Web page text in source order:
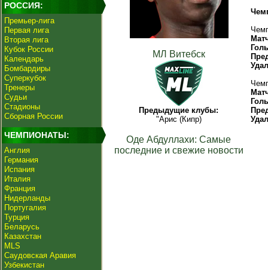
РОССИЯ:
Премьер-лига
Первая лига
Вторая лига
Кубок России
Календарь
Бомбардиры
Суперкубок
Тренеры
Судьи
Стадионы
Сборная России
ЧЕМПИОНАТЫ:
Англия
Германия
Испания
Италия
Франция
Нидерланды
Португалия
Турция
Беларусь
Казахстан
MLS
Саудовская Аравия
Узбекистан
МЛ Витебск
Предыдущие клубы:
"Арис (Кипр)
Оде Абдуллахи: Самые
последние и свежие новости